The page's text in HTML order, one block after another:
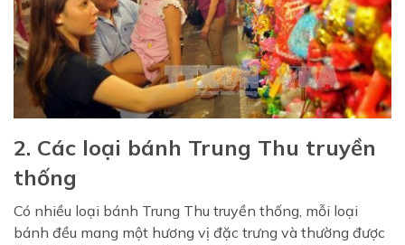
2. Các loại bánh Trung Thu truyền
thống
Có nhiều loại bánh Trung Thu truyền thống, mỗi loại
bánh đều mang một hương vị đặc trưng và thường được